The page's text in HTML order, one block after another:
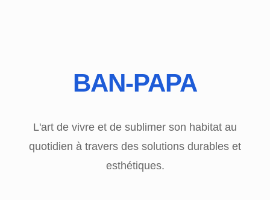
BAN-PAPA
L'art de vivre et de sublimer son habitat au
quotidien à travers des solutions durables et
esthétiques.